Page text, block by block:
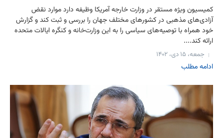
کمیسیون ویژه مستقر در وزارت خارجه آمریکا وظیفه دارد موارد نقض
آزادی‌های مذهبی در کشورهای مختلف جهان را بررسی و ثبت کند و گزارش
خود همراه با توصیه‌های سیاسی را به این وزارت‌خانه و کنگره ایالات متحده
ارائه کند....
جمعه، ۱۵ دی، ۱۴۰۲
ادامه مطلب